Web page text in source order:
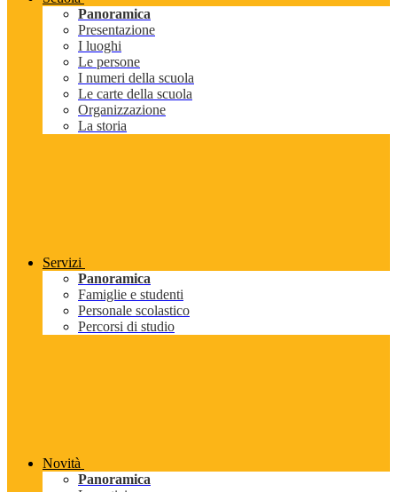
Panoramica
Presentazione
I luoghi
Le persone
I numeri della scuola
Le carte della scuola
Organizzazione
La storia
Servizi
Panoramica
Famiglie e studenti
Personale scolastico
Percorsi di studio
Novità
Panoramica